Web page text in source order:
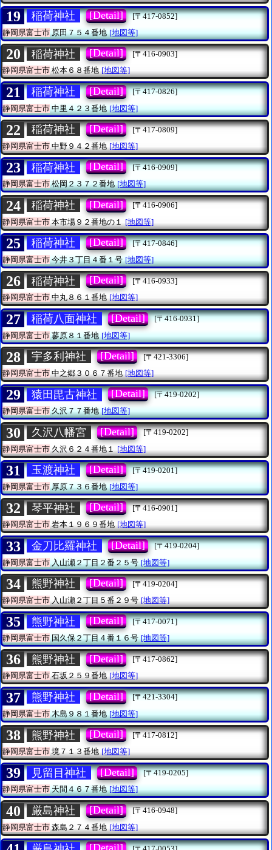
19 稲荷神社 [Detail]
[〒417-0852]
静岡県富士市原田７５４番地 [地図等]
20 稲荷神社 [Detail]
[〒416-0903]
静岡県富士市松本６８番地 [地図等]
21 稲荷神社 [Detail]
[〒417-0826]
静岡県富士市中里４２３番地 [地図等]
22 稲荷神社 [Detail]
[〒417-0809]
静岡県富士市 中野９４２番地 [地図等]
23 稲荷神社 [Detail]
[〒416-0909]
静岡県富士市松岡２３７２番地 [地図等]
24 稲荷神社 [Detail]
[〒416-0906]
静岡県富士市 本市場９２番地の１ [地図等]
25 稲荷神社 [Detail]
[〒417-0846]
静岡県富士市今井３丁目４番１号 [地図等]
26 稲荷神社 [Detail]
[〒416-0933]
静岡県富士市中丸８６１番地 [地図等]
27 稲荷八面神社 [Detail]
[〒416-0931]
静岡県富士市蓼原８１番地 [地図等]
28 宇多利神社 [Detail]
[〒421-3306]
静岡県富士市 中之郷３０６７番地 [地図等]
29 猿田毘古神社 [Detail]
[〒419-0202]
静岡県富士市久沢７７番地 [地図等]
30 久沢八幡宮 [Detail]
[〒419-0202]
静岡県富士市 久沢６２４番地１ [地図等]
31 玉渡神社 [Detail]
[〒419-0201]
静岡県富士市厚原７３６番地 [地図等]
32 琴平神社 [Detail]
[〒416-0901]
静岡県富士市岩本１９６９番地 [地図等]
33 金刀比羅神社 [Detail]
[〒419-0204]
静岡県富士市入山瀬２丁目２番２５号 [地図等]
34 熊野神社 [Detail]
[〒419-0204]
静岡県富士市 入山瀬２丁目５番２９号 [地図等]
35 熊野神社 [Detail]
[〒417-0071]
静岡県富士市国久保２丁目４番１６号 [地図等]
36 熊野神社 [Detail]
[〒417-0862]
静岡県富士市石坂２５９番地 [地図等]
37 熊野神社 [Detail]
[〒421-3304]
静岡県富士市木島９８１番地 [地図等]
38 熊野神社 [Detail]
[〒417-0812]
静岡県富士市境７１３番地 [地図等]
39 見留目神社 [Detail]
[〒419-0205]
静岡県富士市天間４６７番地 [地図等]
40 厳島神社 [Detail]
[〒416-0948]
静岡県富士市 森島２７４番地 [地図等]